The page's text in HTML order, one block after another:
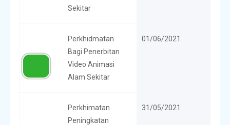
Sekitar
Perkhidmatan
Bagi Penerbitan
Video Animasi
Alam Sekitar
01/06/2021
Perkhimatan
Peningkatan
31/05/2021